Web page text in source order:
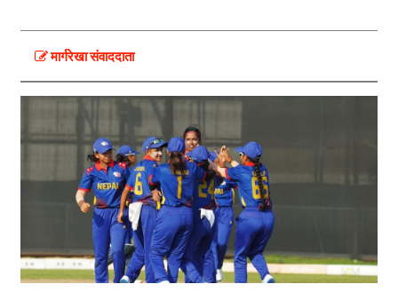
मार्गरेखा संवाददाता